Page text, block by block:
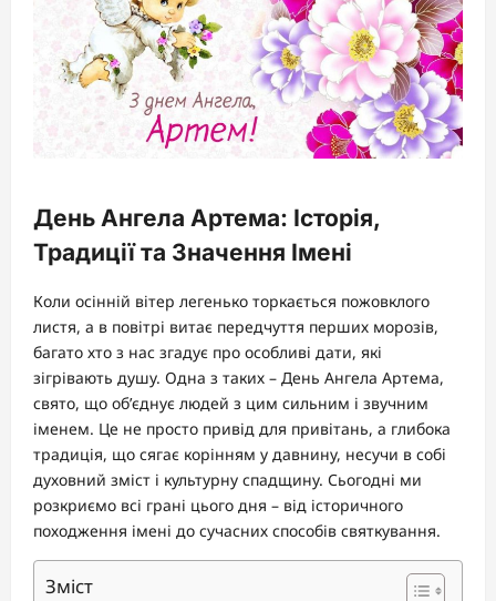
День Ангела Артема: Історія,
Традиції та Значення Імені
Коли осінній вітер легенько торкається пожовклого
листя, а в повітрі витає передчуття перших морозів,
багато хто з нас згадує про особливі дати, які
зігрівають душу. Одна з таких – День Ангела Артема,
свято, що об’єднує людей з цим сильним і звучним
іменем. Це не просто привід для привітань, а глибока
традиція, що сягає корінням у давнину, несучи в собі
духовний зміст і культурну спадщину. Сьогодні ми
розкриємо всі грані цього дня – від історичного
походження імені до сучасних способів святкування.
Зміст